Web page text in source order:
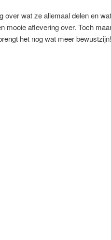
over wat ze allemaal delen en
mooie aflevering over. Toch
het nog wat meer